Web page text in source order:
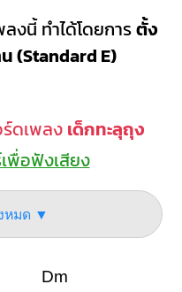
งนี้ ทำได้โดยการตั้ง
(Standard E)
ดเพลงเด็กทะลุถุง
พื่อฟังเสียง
หมด ▼
Dm